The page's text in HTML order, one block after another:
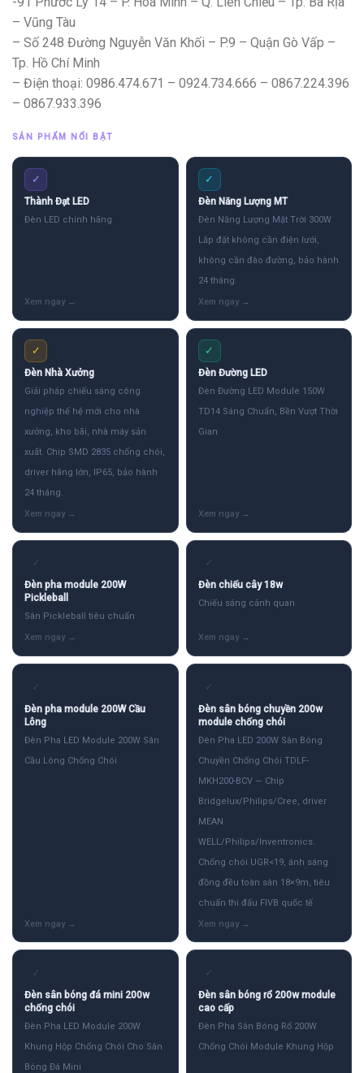
– Vũng Tàu
– Số 248 Đường Nguyễn Văn Khối – P.9 – Quận Gò Vấp –
Tp. Hồ Chí Minh
– Điện thoại: 0986.474.671 – 0924.734.666 – 0867.224.396
– 0867.933.396
SẢN PHẨM NỔI BẬT
✓
Thành Đạt LED
Đèn LED chính hãng
✓
Đèn Năng Lượng MT
Đèn Năng Lượng Mặt Trời 300W
Lắp đặt không cần điện lưới,
không cần đào đường, bảo hành
24 tháng.
✓
Đèn Nhà Xưởng
Giải pháp chiếu sáng công
nghiệp thế hệ mới cho nhà
xưởng, kho bãi, nhà máy sản
xuất. Chip SMD 2835 chống chói,
driver hãng lớn, IP65, bảo hành
24 tháng.
✓
Đèn Đường LED
Đèn Đường LED Module 150W
TD14 Sáng Chuẩn, Bền Vượt Thời
Gian
✓
Đèn pha module 200W
Pickleball
Sân Pickleball tiêu chuẩn
✓
Đèn chiếu cây 18w
Chiếu sáng cảnh quan
✓
Đèn pha module 200W Cầu
Lông
Đèn Pha LED Module 200W Sân
Cầu Lông Chống Chói
✓
Đèn sân bóng chuyền 200w
module chống chói
Đèn Pha LED 200W Sân Bóng
Chuyền Chống Chói TDLF-
MKH200-BCV — Chip
Bridgelux/Philips/Cree, driver
MEAN
WELL/Philips/Inventronics.
Chống chói UGR<19, ánh sáng
đồng đều toàn sân 18×9m, tiêu
chuẩn thi đấu FIVB quốc tế
✓
Đèn sân bóng đá mini 200w
chống chói
Đèn Pha LED Module 200W
Khung Hộp Chống Chói Cho Sân
Bóng Đá Mini
✓
Đèn sân bóng rổ 200w module
cao cấp
Đèn Pha Sân Bóng Rổ 200W
Chống Chói Module Khung Hộp